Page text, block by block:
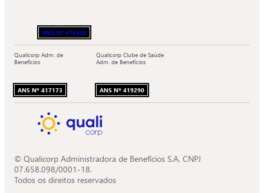
ANS Nº 416428
Qualicorp Adm. de
Benefícios
ANS Nº 417173
Qualicorp Clube de Saúde
Adm. de Benefícios
ANS Nº 419290
© Qualicorp Administradora de Benefícios S.A. CNPJ
07.658.098/0001-18.
Todos os direitos reservados